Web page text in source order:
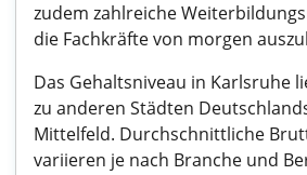
zudem zahlreiche
die Fachkräfte von morgen
Das Gehaltsniveau in Karlsruhe
zu anderen Städten
Mittelfeld. Durchschnittliche
variieren je nach Branche und